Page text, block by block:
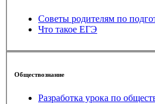
Советы родителям по
Что такое ЕГЭ
Обществознание
Разработка урока по